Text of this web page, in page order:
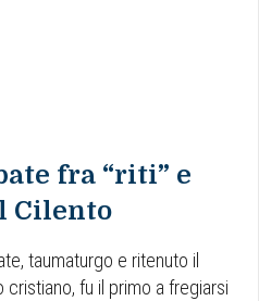
fra “riti” e
Cilento
taumaturgo e ritenuto il
fu il primo a fregiarsi